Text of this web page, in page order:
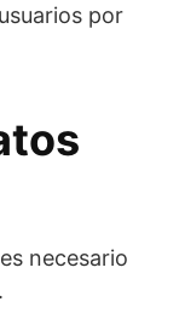
por
necesario